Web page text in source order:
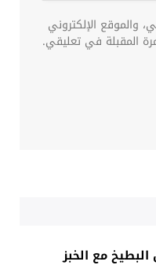
والموقع الإلكتروني
المقبلة في تعليقي.
مع الخبز